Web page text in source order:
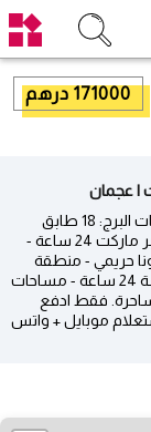
171000 درهم
تملك وإستثمر وإربح بأضخم مشروع بجورجيا. مواصفات البرج: 18 طابق
مكرر ومتوفر به جميع الخدمات الفندقية المجانية (هايبر ماركت 24 ساعة -
حريمي - منطقة
لألعاب الأطفال - منطقة للجري والمشي) أمن وحراسة 24 ساعة - مساحات
الساحرة. فقط ادفع
موبايل + واتس